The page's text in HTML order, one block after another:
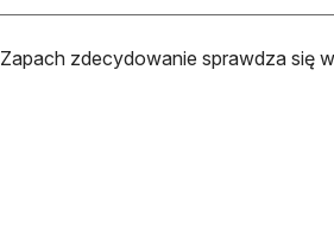
Zapach zdecydowanie sprawdza się